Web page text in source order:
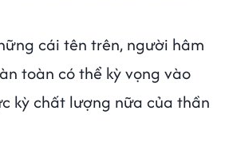
cái tên trên, người hâm
toàn có thể kỳ vọng vào
kỳ chất lượng nữa của thần